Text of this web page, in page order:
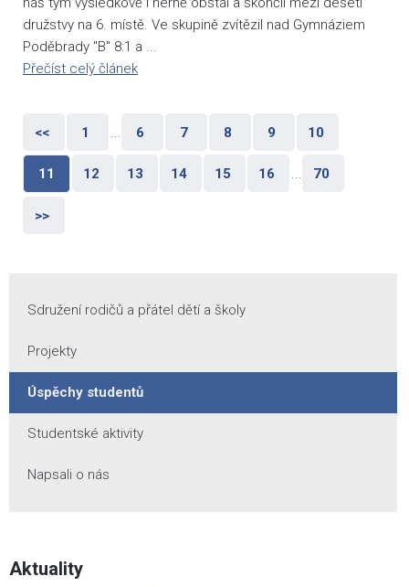
družstvy na 6. místě. Ve skupině zvítězil nad Gymnáziem
Poděbrady "B" 8:1 a ...
Přečíst celý článek
<< 1 ... 6 7 8 9 10
11 12 13 14 15 16 ... 70
>>
Sdružení rodičů a přátel dětí a školy
Projekty
Úspěchy studentů
Studentské aktivity
Napsali o nás
Aktuality